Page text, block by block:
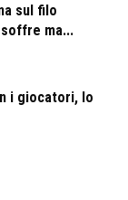
sul filo
ma...
i giocatori, lo